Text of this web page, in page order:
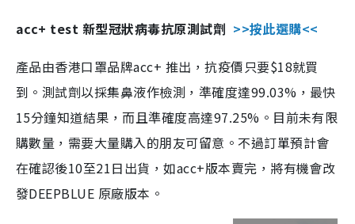
acc+ test 新型冠狀病毒抗原測試劑 >>按此選購<<
產品由香港口罩品牌acc+ 推出，抗疫價只要$18就買
到。測試劑以採集鼻液作檢測，準確度達99.03%，最快
15分鐘知道結果，而且準確度高達97.25%。目前未有限
購數量，需要大量購入的朋友可留意。不過訂單預計會
在確認後10至21日出貨，如acc+版本賣完，將有機會改
發DEEPBLUE 原廠版本。